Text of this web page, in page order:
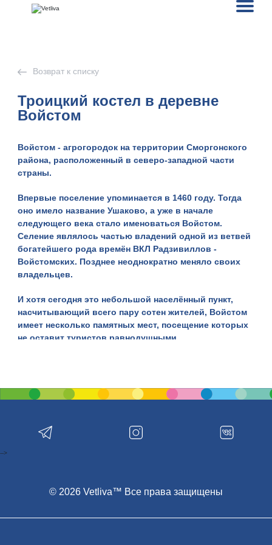
Возврат к списку
Троицкий костел в деревне
Войстом
Войстом - агрогородок на территорииСморгонского
района, расположенный в северо-западной части
страны.
Впервые поселение упоминается в 1460 году. Тогда
оно имело название Ушаково, а уже в начале
следующего века стало именоваться Войстом.
Селение являлось частью владений одной из ветвей
богатейшего рода времён ВКЛ Радзивиллов -
Войстомских. Позднее неоднократно меняло своих
владельцев.
И хотя сегодня это небольшой населённый пункт,
насчитывающий всего пару сотен жителей, Войстом
имеет несколько памятных мест, посещение которых
не оставит туристов равнодушными.
строительство которого началось в 1927 году. В это
время Войстом входил в состав Польши согласно
годами ранее.
© 2026 Vetliva™ Все права защищены
-->